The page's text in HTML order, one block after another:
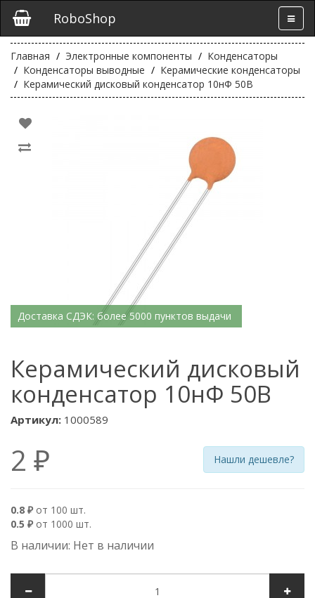
RoboShop
Главная Электронные компоненты
Конденсаторы
Конденсаторы выводные
Керамические конденсаторы
Керамический дисковый конденсатор 10нФ 50В
Доставка СДЭК: более 5000 пунктов выдачи
Керамический дисковый
конденсатор 10нФ 50В
Артикул: 1000589
2 ₽ Нашли дешевле?
0.8 ₽ от 100 шт.
0.5 ₽ от 1000 шт.
В наличии: Нет в наличии